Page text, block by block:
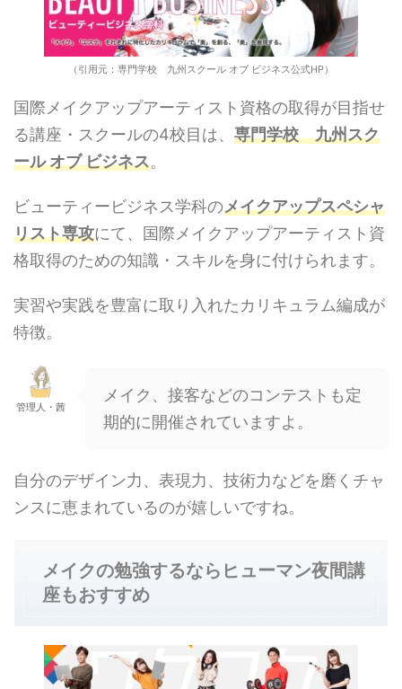
（引用元：専門学校 九州スクール オブ ビジネス公式HP）
国際メイクアップアーティスト資格の取得が目指せ
る講座・スクールの4校目は、 専門学校 九州スク
ール オブ ビジネス。
ビューティービジネス学科のメイクアップスペシャ
リスト専攻にて、国際メイクアップアーティスト資
格取得のための知識・スキルを身に付けられます。
実習や実践を豊富に取り入れたカリキュラム編成が
特徴。
管理人・茜
メイク、接客などのコンテストも定
期的に開催されていますよ。
自分のデザイン力、表現力、技術力などを磨くチャ
ンスに恵まれているのが嬉しいですね。
メイクの勉強するならヒューマン夜間講
座もおすすめ